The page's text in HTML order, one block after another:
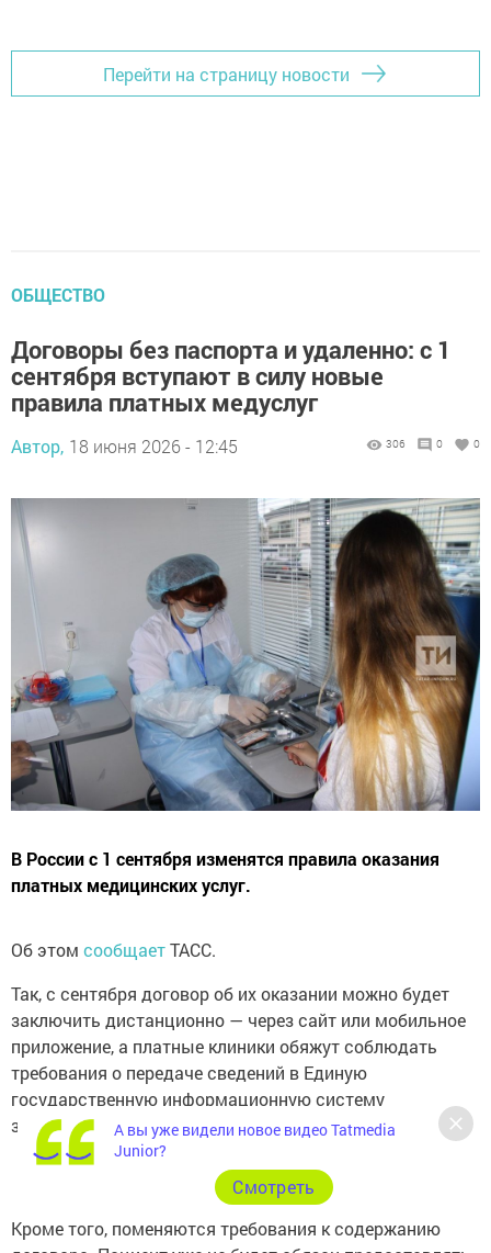
Перейти на страницу новости
ОБЩЕСТВО
Договоры без паспорта и удаленно: с 1
сентября вступают в силу новые
правила платных медуслуг
Автор, 18 июня 2026 - 12:45 306 0 0
В России с 1 сентября изменятся правила оказания
платных медицинских услуг.
Об этом сообщаетТАСС.
Так, с сентября договор об их оказании можно будет
заключить дистанционно — через сайт или мобильное
приложение, а платные клиники обяжут соблюдать
требования о передаче сведений в Единую
государственную информационную систему
здравоохранения.
Кроме того, поменяются требования к содержанию
А вы уже видели новое видео Tatmedia
Junior?
Cмотреть